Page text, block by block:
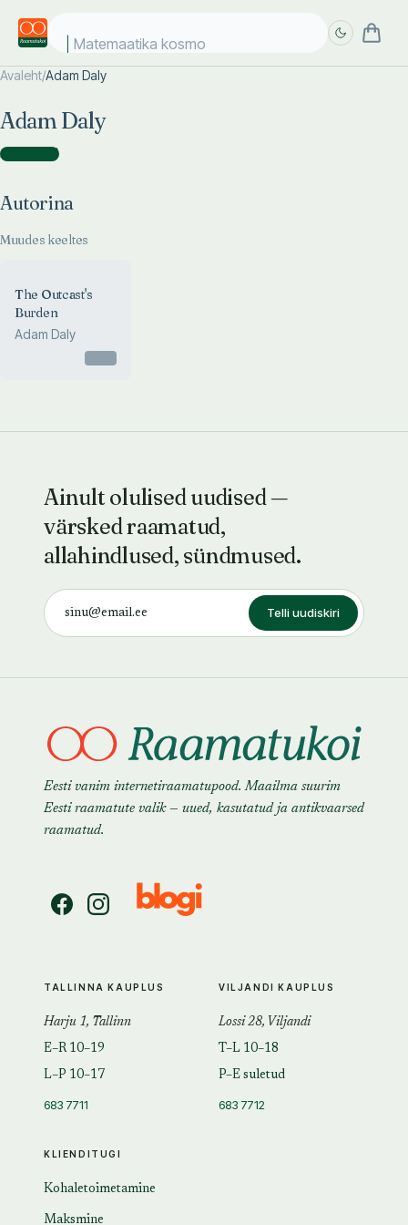
Matemaatika kosmos
Avaleht/Adam Daly
Adam Daly
Autorina )
Autorina
Muudes keeltes
The Outcast's
Burden
Adam Daly
Ainult olulised uudised —
värsked raamatud,
allahindlused, sündmused.
Telli uudiskiri
Eesti vanim internetiraamatupood. Maailma suurim
Eesti raamatute valik — uued, kasutatud ja antikvaarsed
raamatud.
KLIENDITUGI
Kohaletoimetamine
Maksmine
TALLINNA KAUPLUS
Harju 1, Tallinn
E–R 10–19
L–P 10–17
683 7711
VILJANDI KAUPLUS
Lossi 28, Viljandi
T–L 10–18
P–E suletud
683 7712